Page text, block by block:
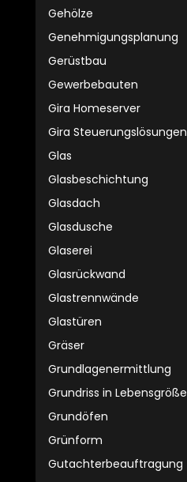
Gehölze
Genehmigungsplanung
Gerüstbau
Gewerbebauten
Gira Homeserver
Gira Steuerungslösungen
Glas
Glasbeschichtung
Glasdach
Glasdusche
Glaserei
Glasrückwand
Glastrennwände
Glastüren
Gräser
Grundlagenermittlung
Grundriss in Lebensgröße
Grundöfen
Grünform
Gutachterbeauftragung